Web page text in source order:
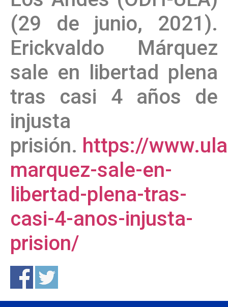
(29 de junio, 2021).
Erickvaldo Márquez
sale en libertad plena
tras casi 4 años de
injusta
prisión. https://
marquez-sale-en-
libertad-plena-tras-
casi-4-anos-injusta-
prision/